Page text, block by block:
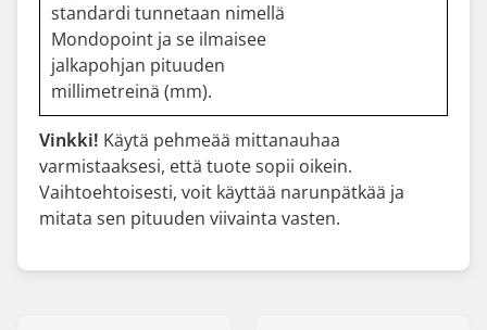
standardi tunnetaan nimellä
Mondopoint ja se ilmaisee
jalkapohjan pituuden
millimetreinä (mm).
Vinkki! Käytä pehmeää mittanauhaa
varmistaaksesi, että tuote sopii oikein.
Vaihtoehtoisesti, voit käyttää narunpätkää ja
mitata sen pituuden viivainta vasten.